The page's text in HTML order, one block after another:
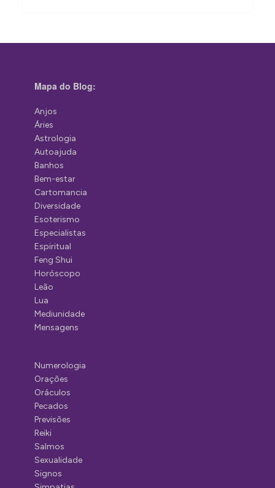
Mapa do Blog:
Anjos
Áries
Astrologia
Autoajuda
Banhos
Bem-estar
Cartomancia
Diversidade
Esoterismo
Especialistas
Espiritual
Feng Shui
Horóscopo
Leão
Lua
Mediunidade
Mensagens
Numerologia
Orações
Oráculos
Pecados
Previsões
Reiki
Salmos
Sexualidade
Signos